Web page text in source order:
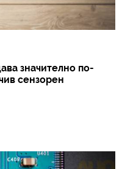
значително по-
сензорен